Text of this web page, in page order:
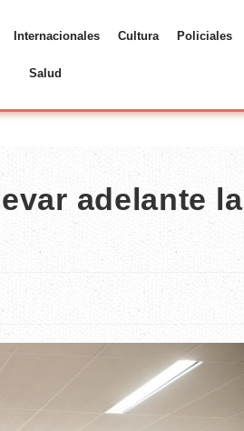
Internacionales Cultura Policiales
Salud
adelante la